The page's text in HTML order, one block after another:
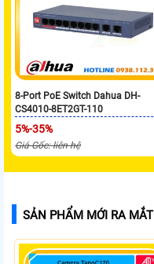
8-Port PoE Switch Dahua DH-
CS4010-8ET2GT-110
5%-35%
Giá Gốc: liên hệ
SẢN PHẨM MỚI RA MẮT